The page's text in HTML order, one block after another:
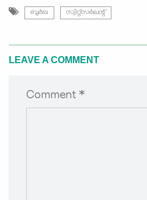
ബുര്‍ഖ സ്വിറ്റ്‌സര്‍ലന്റ്
LEAVE A COMMENT
Comment *